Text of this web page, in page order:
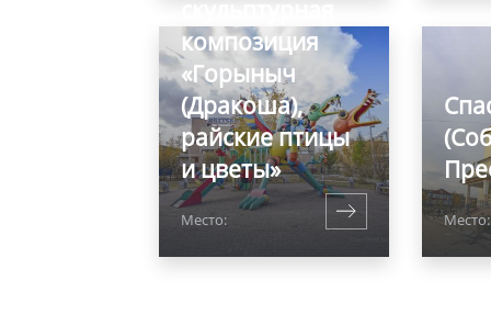
композиция
«Горыныч
(Дракоша),
райские птицы
и цветы»
Место: Место: